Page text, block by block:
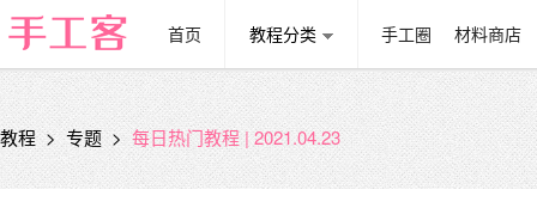
首页 教程分类 手工圈 材料商店
教程 > 专题 > 每日热门教程 | 2021.04.23